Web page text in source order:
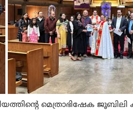
മെത്രാഭിഷേക ജൂബിലി